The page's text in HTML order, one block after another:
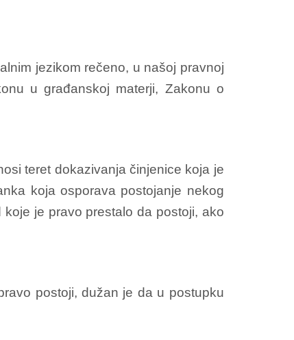
jezikom rečeno, u našoj pravnoj
u građanskoj materji, Zakonu o
teret dokazivanja činjenice koja je
koja osporava postojanje nekog
je pravo prestalo da postoji, ako
postoji, dužan je da u postupku